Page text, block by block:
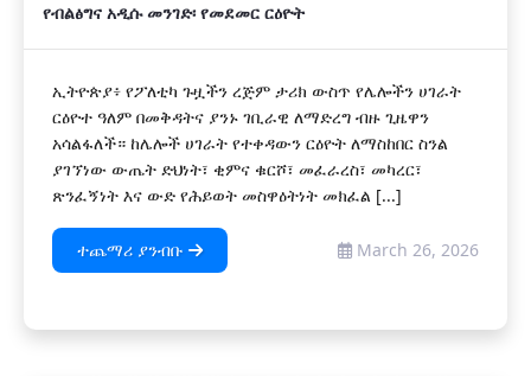
የብልፅግና አዲሱ መንገድ፡ የመደመር ርዕዮት
ኢትዮጵያ፥ የፖለቲካ ጉዟችን ረጅም ታሪክ ውስጥ የሌሎችን ሀገራት
ርዕዮተ ዓለም በመቅዳትና ያንኑ ገቢራዊ ለማድረግ ብዙ ጊዜዋን
አሳልፋለች። ከሌሎች ሀገራት የተቀዳውን ርዕዮት ለማስከበር ስንል
ያገኘነው ውጤት ድህነት፣ ቂምና ቁርሾ፣ መፈራረስ፣ መካረር፣
ጽንፈኝነት እና ውድ የሕይወት መስዋዕትነት መክፈል [...]
ተጨማሪ ያንብቡ March 26, 2026